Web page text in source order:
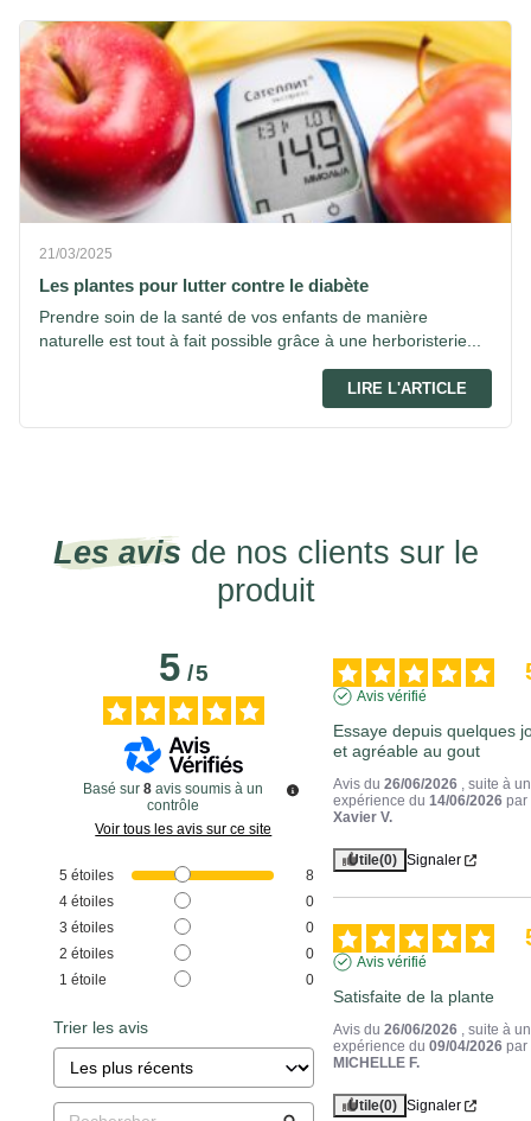
21/03/2025
Les plantes pour lutter contre le diabète
Prendre soin de la santé de vos enfants de manière
naturelle est tout à fait possible grâce à une herboristerie...
LIRE L'ARTICLE
Les avis de nos clients sur le
produit
5/5
Basé sur 8 avis soumis à un
contrôle
Voir tous les avis sur ce site
5 étoiles
8
4 étoiles
0
3 étoiles
0
2 étoiles
0
1 étoile 0
Trier les avis
Avis vérifié
Essaye depuis quelques
et agréable au gout
Avis du26/06/2026 , suite à
expérience du14/06/2026 par
Xavier V.
Utile(0) Signaler
Avis vérifié
Satisfaite de la plante
Avis du26/06/2026 , suite à
expérience du09/04/2026 par
MICHELLE F.
Utile(0) Signaler